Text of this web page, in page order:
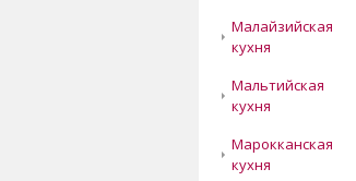
Малайзийская
кухня
Мальтийская
кухня
Марокканская
кухня